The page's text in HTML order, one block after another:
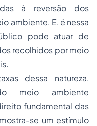
à reversão dos
ambiente. E, é nessa
pode atuar de
recolhidos por meio
dessa natureza,
meio ambiente
fundamental das
se um estímulo